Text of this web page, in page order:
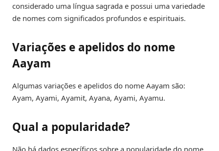
considerado uma língua sagrada e possui uma variedade
de nomes com significados profundos e espirituais.
Variações e apelidos do nome
Aayam
Algumas variações e apelidos do nome Aayam são:
Ayam, Ayami, Ayamit, Ayana, Ayami, Ayamu.
Qual a popularidade?
Não há dados específicos sobre a popularidade do nome